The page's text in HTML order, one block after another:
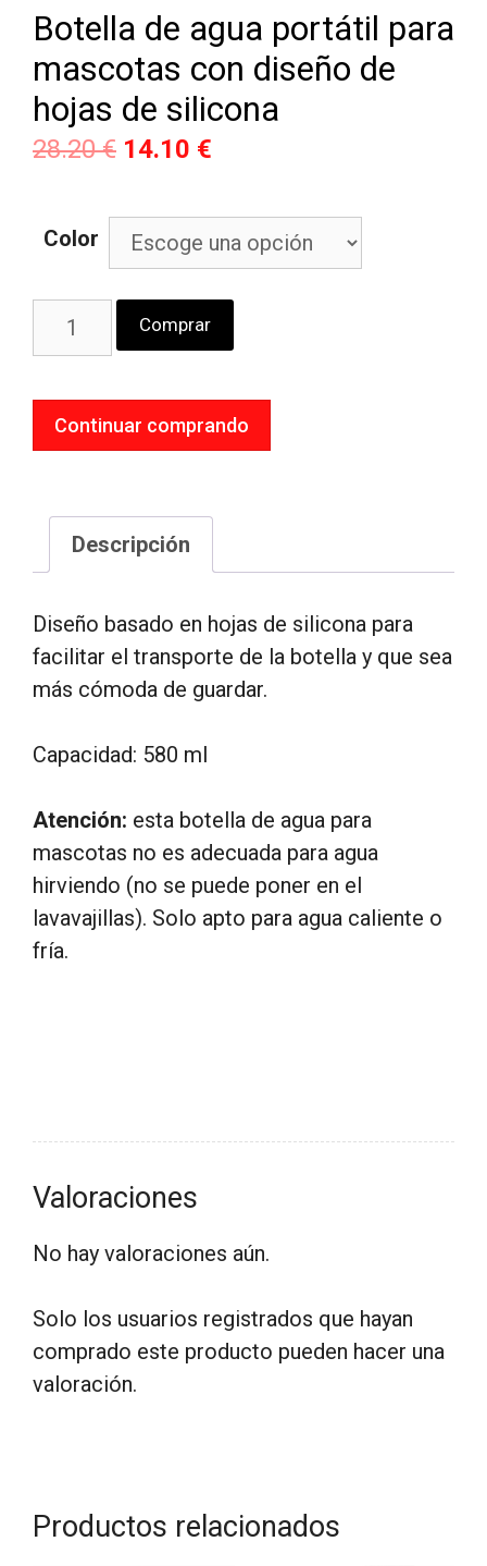
Botella de agua portátil para
mascotas con diseño de
hojas de silicona
28.20€ 14.10 €
Color
Comprar
Continuar comprando
Descripción
Diseño basado en hojas de silicona para
facilitar el transporte de la botella y que sea
más cómoda de guardar.
Capacidad: 580 ml
Atención: esta botella de agua para
mascotas no es adecuada para agua
hirviendo (no se puede poner en el
lavavajillas). Solo apto para agua caliente o
fría.
Valoraciones
No hay valoraciones aún.
Solo los usuarios registrados que hayan
comprado este producto pueden hacer una
valoración.
Productos relacionados